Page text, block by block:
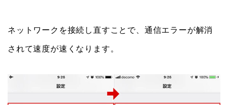
ネットワークを接続し直すことで、通信エラーが解消
されて速度が速くなります。